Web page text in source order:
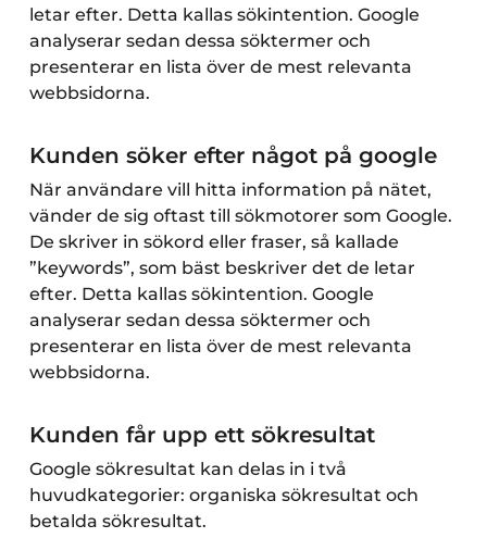
letar efter. Detta kallas sökintention. Google
analyserar sedan dessa söktermer och
presenterar en lista över de mest relevanta
webbsidorna.
Kunden söker efter något på google
När användare vill hitta information på nätet,
vänder de sig oftast till sökmotorer som Google.
De skriver in sökord eller fraser, så kallade
”keywords”, som bäst beskriver det de letar
efter. Detta kallas sökintention. Google
analyserar sedan dessa söktermer och
presenterar en lista över de mest relevanta
webbsidorna.
Kunden får upp ett sökresultat
Google sökresultat kan delas in i två
huvudkategorier: organiska sökresultat och
betalda sökresultat.